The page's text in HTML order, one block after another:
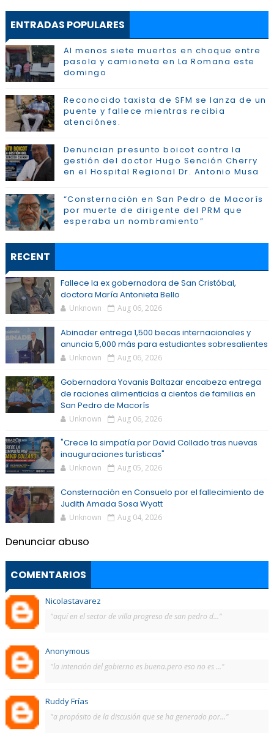
ENTRADAS POPULARES
Al menos siete muertos en choque entre
pasola y camioneta en La Romana este
domingo
Reconocido taxista de SFM se lanza de un
puente y fallece mientras recibia
atenciónes.
Denuncian presunto boicot contra la
gestión del doctor Hugo Sención Cherry
en el Hospital Regional Dr. Antonio Musa
“Consternación en San Pedro de Macorís
por muerte de dirigente del PRM que
esperaba un nombramiento”
RECENT
Fallece la ex gobernadora de San Cristóbal,
doctora María Antonieta Bello
Unknown Aug 06, 2026
Abinader entrega 1,500 becas internacionales y
anuncia 5,000 más para estudiantes sobresalientes
Unknown Aug 06, 2026
Gobernadora Yovanis Baltazar encabeza entrega
de raciones alimenticias a cientos de familias en
San Pedro de Macorís
Unknown Aug 06, 2026
"Crece la simpatía por David Collado tras nuevas
inauguraciones turísticas"
Unknown Aug 05, 2026
Consternación en Consuelo por el fallecimiento de
Judith Amada Sosa Wyatt
Unknown Aug 04, 2026
Denunciar abuso
COMENTARIOS
Nicolastavarez
"aquí en el sector de villa progreso de san pedro d..."
Anonymous
"la intención del gobierno es buena.pero eso no es ..."
Ruddy Frías
"a propósito de la discusión que se ha generado por..."